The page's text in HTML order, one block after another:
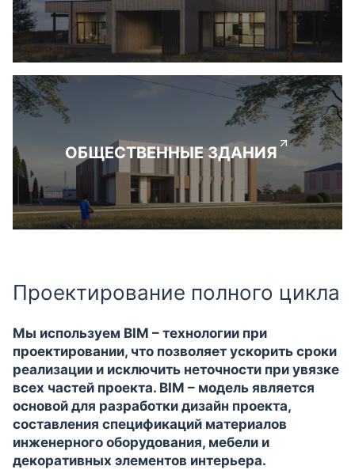
ОБЩЕСТВЕННЫЕ ЗДАНИЯ
Проектирование полного цикла
Мы используем BIM – технологии при
проектировании, что позволяет ускорить сроки
реализации и исключить неточности при увязке
всех частей проекта. BIM – модель является
основой для разработки дизайн проекта,
составления спецификаций материалов
инженерного оборудования, мебели и
декоративных элементов интерьера.